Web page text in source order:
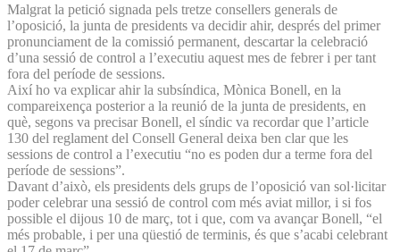
Malgrat la petició signada pels tretze consellers generals de
l’oposició, la junta de presidents va decidir ahir, després del primer
pronunciament de la comissió permanent, descartar la celebració
d’una sessió de control a l’executiu aquest mes de febrer i per tant
fora del període de sessions.
Així ho va explicar ahir la subsíndica, Mònica Bonell, en la
compareixença posterior a la reunió de la junta de presidents, en
què, segons va precisar Bonell, el síndic va recordar que l’article
130 del reglament del Consell General deixa ben clar que les
sessions de control a l’executiu “no es poden dur a terme fora del
període de sessions”.
Davant d’això, els presidents dels grups de l’oposició van sol·licitar
poder celebrar una sessió de control com més aviat millor, i si fos
possible el dijous 10 de març, tot i que, com va avançar Bonell, “el
més probable, i per una qüestió de terminis, és que s’acabi celebrant